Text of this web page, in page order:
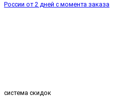
России от 2 дней с момента заказа
система скидок